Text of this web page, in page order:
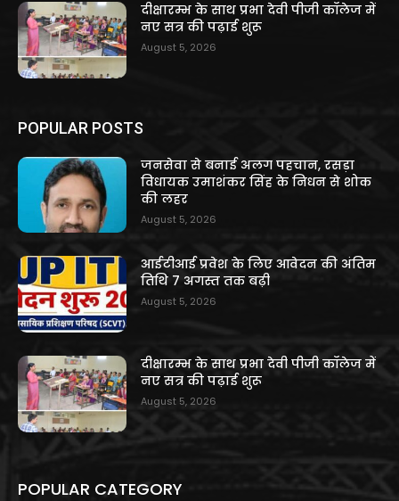
दीक्षारम्भ के साथ प्रभा देवी पीजी कॉलेज में
नए सत्र की पढ़ाई शुरू
August 5, 2026
POPULAR POSTS
जनसेवा से बनाई अलग पहचान, रसड़ा
विधायक उमाशंकर सिंह के निधन से शोक
की लहर
August 5, 2026
आईटीआई प्रवेश के लिए आवेदन की अंतिम
तिथि 7 अगस्त तक बढ़ी
August 5, 2026
दीक्षारम्भ के साथ प्रभा देवी पीजी कॉलेज में
नए सत्र की पढ़ाई शुरू
August 5, 2026
POPULAR CATEGORY